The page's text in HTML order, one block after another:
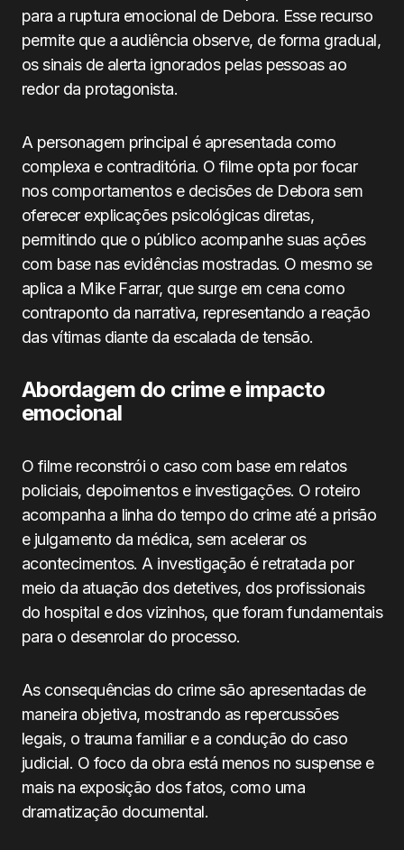
para a ruptura emocional de Debora. Esse recurso
permite que a audiência observe, de forma gradual,
os sinais de alerta ignorados pelas pessoas ao
redor da protagonista.
A personagem principal é apresentada como
complexa e contraditória. O filme opta por focar
nos comportamentos e decisões de Debora sem
oferecer explicações psicológicas diretas,
permitindo que o público acompanhe suas ações
com base nas evidências mostradas. O mesmo se
aplica a Mike Farrar, que surge em cena como
contraponto da narrativa, representando a reação
das vítimas diante da escalada de tensão.
Abordagem do crime e impacto
emocional
O filme reconstrói o caso com base em relatos
policiais, depoimentos e investigações. O roteiro
acompanha a linha do tempo do crime até a prisão
e julgamento da médica, sem acelerar os
acontecimentos. A investigação é retratada por
meio da atuação dos detetives, dos profissionais
do hospital e dos vizinhos, que foram fundamentais
para o desenrolar do processo.
As consequências do crime são apresentadas de
maneira objetiva, mostrando as repercussões
legais, o trauma familiar e a condução do caso
judicial. O foco da obra está menos no suspense e
mais na exposição dos fatos, como uma
dramatização documental.